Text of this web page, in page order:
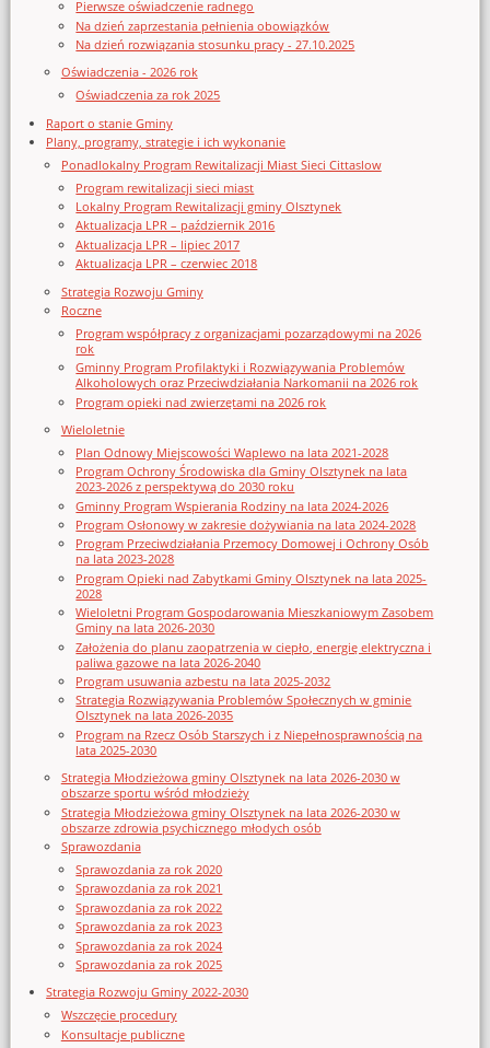
Pierwsze oświadczenie radnego
Na dzień zaprzestania pełnienia obowiązków
Na dzień rozwiązania stosunku pracy - 27.10.2025
Oświadczenia - 2026 rok
Oświadczenia za rok 2025
Raport o stanie Gminy
Plany, programy, strategie i ich wykonanie
Ponadlokalny Program Rewitalizacji Miast Sieci Cittaslow
Program rewitalizacji sieci miast
Lokalny Program Rewitalizacji gminy Olsztynek
Aktualizacja LPR – październik 2016
Aktualizacja LPR – lipiec 2017
Aktualizacja LPR – czerwiec 2018
Strategia Rozwoju Gminy
Roczne
Program współpracy z organizacjami pozarządowymi na 2026
rok
Gminny Program Profilaktyki i Rozwiązywania Problemów
Alkoholowych oraz Przeciwdziałania Narkomanii na 2026 rok
Program opieki nad zwierzętami na 2026 rok
Wieloletnie
Plan Odnowy Miejscowości Waplewo na lata 2021-2028
Program Ochrony Środowiska dla Gminy Olsztynek na lata
2023-2026 z perspektywą do 2030 roku
Gminny Program Wspierania Rodziny na lata 2024-2026
Program Osłonowy w zakresie dożywiania na lata 2024-2028
Program Przeciwdziałania Przemocy Domowej i Ochrony Osób
na lata 2023-2028
Program Opieki nad Zabytkami Gminy Olsztynek na lata 2025-
2028
Wieloletni Program Gospodarowania Mieszkaniowym Zasobem
Gminy na lata 2026-2030
Założenia do planu zaopatrzenia w ciepło, energię elektryczna i
paliwa gazowe na lata 2026-2040
Program usuwania azbestu na lata 2025-2032
Strategia Rozwiązywania Problemów Społecznych w gminie
Olsztynek na lata 2026-2035
Program na Rzecz Osób Starszych i z Niepełnosprawnością na
lata 2025-2030
Strategia Młodzieżowa gminy Olsztynek na lata 2026-2030 w
obszarze sportu wśród młodzieży
Strategia Młodzieżowa gminy Olsztynek na lata 2026-2030 w
obszarze zdrowia psychicznego młodych osób
Sprawozdania
Sprawozdania za rok 2020
Sprawozdania za rok 2021
Sprawozdania za rok 2022
Sprawozdania za rok 2023
Sprawozdania za rok 2024
Sprawozdania za rok 2025
Strategia Rozwoju Gminy 2022-2030
Wszczęcie procedury
Konsultacje publiczne